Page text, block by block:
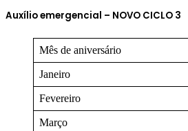
Auxílio emergencial – NOVO CICLO 3
Mês de aniversário
Janeiro
Fevereiro
Março